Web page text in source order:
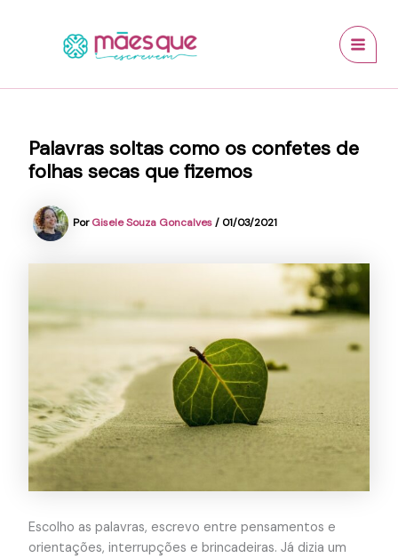
Palavras soltas como os confetes de
folhas secas que fizemos
PorGisele Souza Goncalves/ 01/03/2021
Escolho as palavras, escrevo entre pensamentos e
orientações, interrupções e brincadeiras. Já dizia um